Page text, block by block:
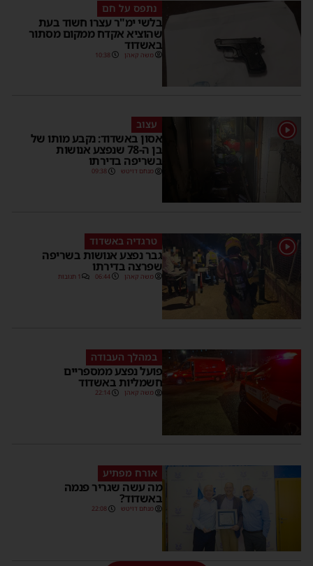
נתפס על חם
בלשי ימ"ר עצרו חשוד בעת
שהוציא אקדח ממקום מסתור
באשדוד
משה קאהן 10:38
1 עצוב
אסון באשדוד: נקבע מותו של
בן ה-78 שנפצע אנושות
בשריפה בדירתו
מנחם דויטש 09:38
1 טרגדיה באשדוד
גבר נפצע אנושות בשריפה
שפרצה בדירתו
משה קאהן 06:44 1 תגובות
במהלך העבודה
פועל נפצע ממספריים
חשמליות באשדוד
משה קאהן 22:14
אורח מפתיע
מה עשה שגריר פנמה
באשדוד?
מנחם דויטש 22:08